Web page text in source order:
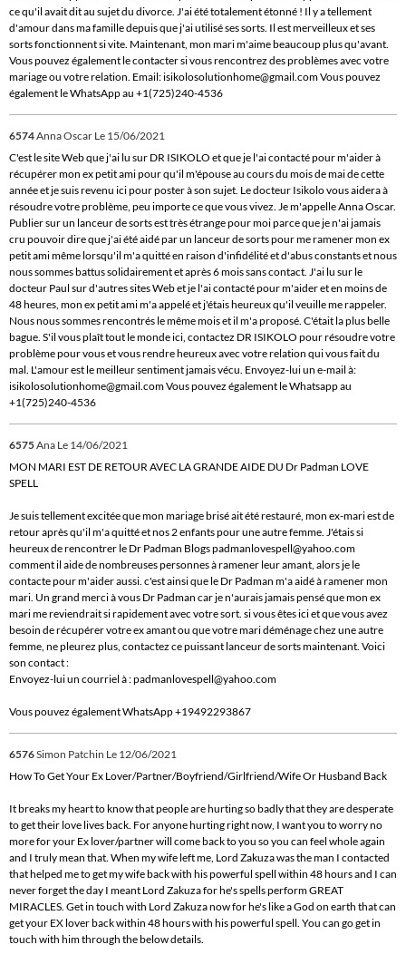
ce qu'il avait dit au sujet du divorce. J'ai été totalement étonné ! Il y a tellement
d'amour dans ma famille depuis que j'ai utilisé ses sorts. Il est merveilleux et ses
sorts fonctionnent si vite. Maintenant, mon mari m'aime beaucoup plus qu'avant.
Vous pouvez également le contacter si vous rencontrez des problèmes avec votre
mariage ou votre relation. Email: isikolosolutionhome@gmail.com Vous pouvez
également le WhatsApp au +1(725)240-4536
6574Anna Oscar Le 15/06/2021
C'est le site Web que j'ai lu sur DR ISIKOLO et que je l'ai contacté pour m'aider à
récupérer mon ex petit ami pour qu'il m'épouse au cours du mois de mai de cette
année et je suis revenu ici pour poster à son sujet. Le docteur Isikolo vous aidera à
résoudre votre problème, peu importe ce que vous vivez. Je m'appelle Anna Oscar.
Publier sur un lanceur de sorts est très étrange pour moi parce que je n'ai jamais
cru pouvoir dire que j'ai été aidé par un lanceur de sorts pour me ramener mon ex
petit ami même lorsqu'il m'a quitté en raison d'infidélité et d'abus constants et nous
nous sommes battus solidairement et après 6 mois sans contact. J'ai lu sur le
docteur Paul sur d'autres sites Web et je l'ai contacté pour m'aider et en moins de
48 heures, mon ex petit ami m'a appelé et j'étais heureux qu'il veuille me rappeler.
Nous nous sommes rencontrés le même mois et il m'a proposé. C'était la plus belle
bague. S'il vous plaît tout le monde ici, contactez DR ISIKOLO pour résoudre votre
problème pour vous et vous rendre heureux avec votre relation qui vous fait du
mal. L'amour est le meilleur sentiment jamais vécu. Envoyez-lui un e-mail à:
isikolosolutionhome@gmail.com Vous pouvez également le Whatsapp au
+1(725)240-4536
6575Ana Le 14/06/2021
MON MARI EST DE RETOUR AVEC LA GRANDE AIDE DU Dr Padman LOVE
SPELL
Je suis tellement excitée que mon mariage brisé ait été restauré, mon ex-mari est de
retour après qu'il m'a quitté et nos 2 enfants pour une autre femme. J'étais si
heureux de rencontrer le Dr Padman Blogs padmanlovespell@yahoo.com
comment il aide de nombreuses personnes à ramener leur amant, alors je le
contacte pour m'aider aussi. c'est ainsi que le Dr Padman m'a aidé à ramener mon
mari. Un grand merci à vous Dr Padman car je n'aurais jamais pensé que mon ex
mari me reviendrait si rapidement avec votre sort. si vous êtes ici et que vous avez
besoin de récupérer votre ex amant ou que votre mari déménage chez une autre
femme, ne pleurez plus, contactez ce puissant lanceur de sorts maintenant. Voici
son contact :
Envoyez-lui un courriel à : padmanlovespell@yahoo.com
Vous pouvez également WhatsApp +19492293867
6576Simon Patchin Le 12/06/2021
How To Get Your Ex Lover/Partner/Boyfriend/Girlfriend/Wife Or Husband Back
It breaks my heart to know that people are hurting so badly that they are desperate
to get their love lives back. For anyone hurting right now, I want you to worry no
more for your Ex lover/partner will come back to you so you can feel whole again
and I truly mean that. When my wife left me, Lord Zakuza was the man I contacted
that helped me to get my wife back with his powerful spell within 48 hours and I can
never forget the day I meant Lord Zakuza for he's spells perform GREAT
MIRACLES. Get in touch with Lord Zakuza now for he's like a God on earth that can
get your EX lover back within 48 hours with his powerful spell. You can go get in
touch with him through the below details.